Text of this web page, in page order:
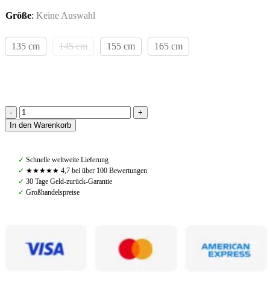
Größe: Keine Auswahl
135 cm 145 cm 155 cm 165 cm
Back
on
Quick
Cooler
Sweat
Rug,
In den Warenkorb
✓ Schnelle weltweite Lieferung
✓ ★★★★★ 4,7 bei über 100 Bewertungen
✓ 30 Tage Geld-zurück-Garantie
✓ Großhandelspreise